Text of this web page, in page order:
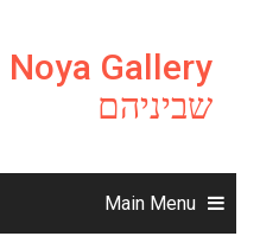
content
שביניהם
Main Menu